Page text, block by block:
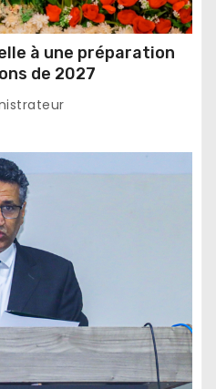
à une préparation
de 2027